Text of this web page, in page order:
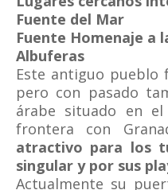
Fuente del Mar
Fuente Homenaje a
Albuferas
Este antiguo pueblo
pero con pasado
árabe situado en
frontera con
atractivo para los
singular y por sus
Actualmente su